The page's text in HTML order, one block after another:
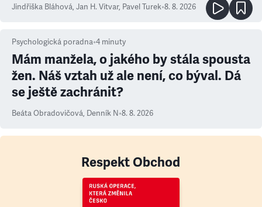
Jindřiška Bláhová, Jan H. Vitvar, Pavel Turek•8. 8. 2026
Psychologická poradna•4 minuty
Mám manžela, o jakého by stála spousta
žen. Náš vztah už ale není, co býval. Dá
se ještě zachránit?
Beáta Obradovičová, Denník N•8. 8. 2026
Respekt Obchod